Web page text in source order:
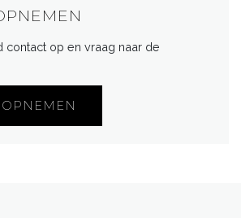
contact op en vraag naar de
OPNEMEN